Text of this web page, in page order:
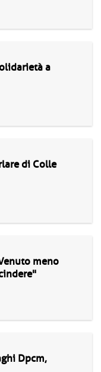
a
di Colle
meno
Dpcm,